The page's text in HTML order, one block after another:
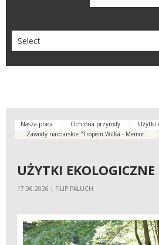
Nasza praca Ochrona przyrody
Użytki
Zawody narciarskie "Tropem Wilka - Memor...
UŻYTKI EKOLOGICZNE
17.06.2026 | FILIP PALUCH